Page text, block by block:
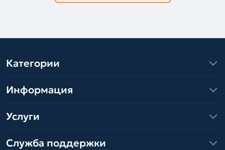
Категории
Информация
Услуги
Служба поддержки